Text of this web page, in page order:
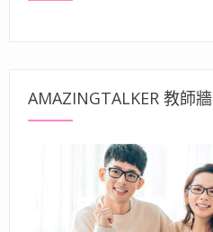
AMAZINGTALKER 教師牆